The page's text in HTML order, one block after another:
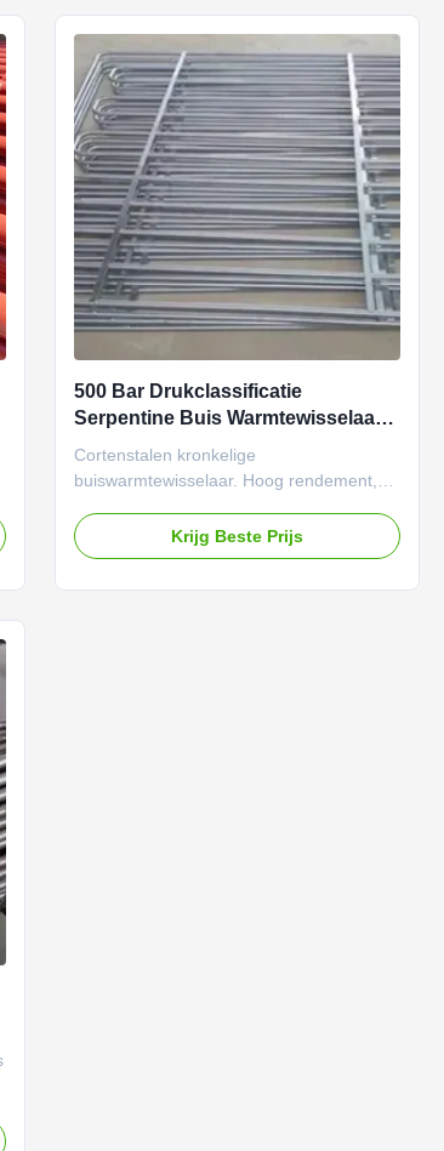
ASME/EN/GB-normen.
500 Bar Drukclassificatie
Serpentine Buis Warmtewisselaar
met Cortenstaal Constructie
Cortenstalen kronkelige
buiswarmtewisselaar. Hoog rendement,
Duurzame, corrosiebestendige constructie
voor industriële verwarmingstoepassingen
Krijg Beste Prijs